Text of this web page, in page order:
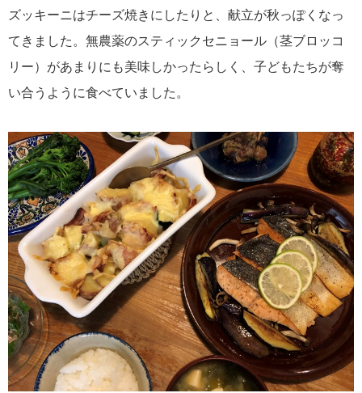
ズッキーニはチーズ焼きにしたりと、献立が秋っぽくなっ
てきました。無農薬のスティックセニョール（茎ブロッコ
リー）があまりにも美味しかったらしく、子どもたちが奪
い合うように食べていました。